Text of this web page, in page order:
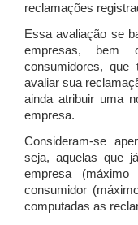
reclamações
Essa avaliação se
empresas, bem
consumidores,
avaliar sua
ainda atribuir uma
empresa.
Consideram-se
seja, aquelas que
empresa
consumidor
computadas as